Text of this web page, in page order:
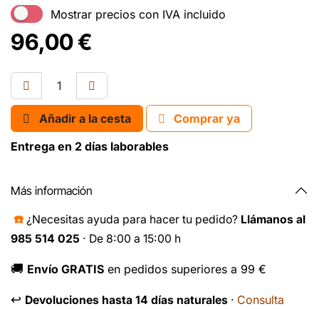
Mostrar precios con IVA incluido
96,00€
Añadir a la cesta
Comprar ya
Entrega en 2 días laborables
Más información
☎️ ¿Necesitas ayuda para hacer tu pedido? Llámanos al
985 514 025 · De 8:00 a 15:00 h
🚚 Envío GRATIS en pedidos superiores a 99 €
↩️ Devoluciones hasta 14 días naturales · Consulta